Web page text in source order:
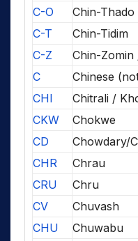
C-O
Chin-
C-T
Chin-Tidim
C-Z
Chin-Zomin
C
Chinese
CHI
Chitrali /
CKW
Chokwe
CD
Chowdary/
CHR
Chrau
CRU
Chru
CV
Chuvash
CHU
Chuwabu